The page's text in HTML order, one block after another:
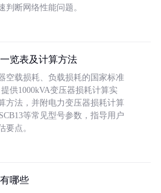
判断网络性能问题。
览表及计算方法
空载损耗、负载损耗的国家标准
提供1000kVA变压器损耗计算实
方法，并附电力变压器损耗计算
等常见型号参数，指导用户
要点。
哪些